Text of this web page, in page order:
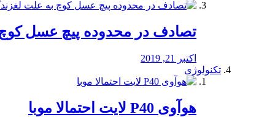
تصادف در محدوده پیچ عسل
اکتبر 21, 2019
تکنولوژی
هوآوی P40 لایت احتمالا موبا